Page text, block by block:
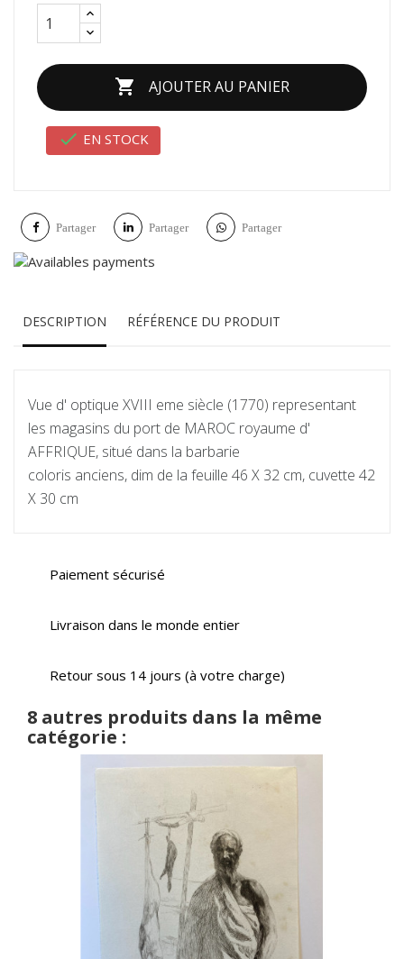
 AJOUTER AU PANIER
 EN STOCK
Partager Partager Partager
DESCRIPTION RÉFÉRENCE DU PRODUIT
Vue d' optique XVIII eme siècle (1770) representant
les magasins du port de MAROC royaume d'
AFFRIQUE, situé dans la barbarie
coloris anciens, dim de la feuille 46 X 32 cm, cuvette 42
X 30 cm
Paiement sécurisé
Livraison dans le monde entier
Retour sous 14 jours (à votre charge)
8 autres produits dans la même
catégorie :